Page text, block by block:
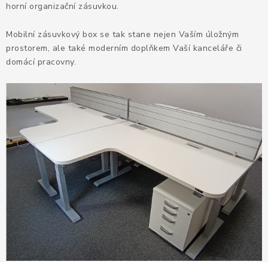
OBLÍBENÉ KATEGORIE
ZDRAVOTNÍ OBUV
PODSEDÁKY NA ŽIDLE
ZDRAVOTNICKÉ POMŮCKY
PODSTAVCE POD MONITOR
ERGONOMICKÉ MYŠI
PREZENTAČNÍ SYSTÉMY
horní organizační zásuvkou.
Mobilní zásuvkový box se tak stane nejen Vaším úložným
prostorem, ale také moderním doplňkem Vaší kanceláře či
domácí pracovny.